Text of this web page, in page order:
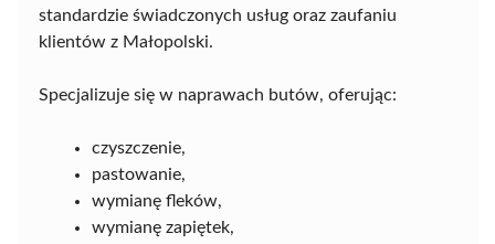
standardzie świadczonych usług oraz zaufaniu
klientów z Małopolski.
Specjalizuje się w naprawach butów, oferując:
czyszczenie,
pastowanie,
wymianę fleków,
wymianę zapiętek,